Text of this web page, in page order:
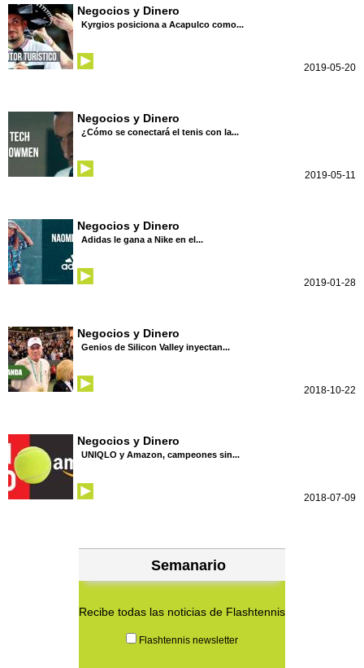
Negocios y Dinero
Kyrgios posiciona a Acapulco como...
2019-05-20
Negocios y Dinero
¿Cómo se conectará el tenis con la...
2019-05-11
Negocios y Dinero
Adidas le gana a Nike en el...
2019-01-28
Negocios y Dinero
Genios de Silicon Valley inyectan...
2018-10-22
Negocios y Dinero
UNIQLO y Amazon, campeones sin...
2018-07-09
Semanario
Recibe todas las noticias de Flashtennis
Flashtennis newsletter